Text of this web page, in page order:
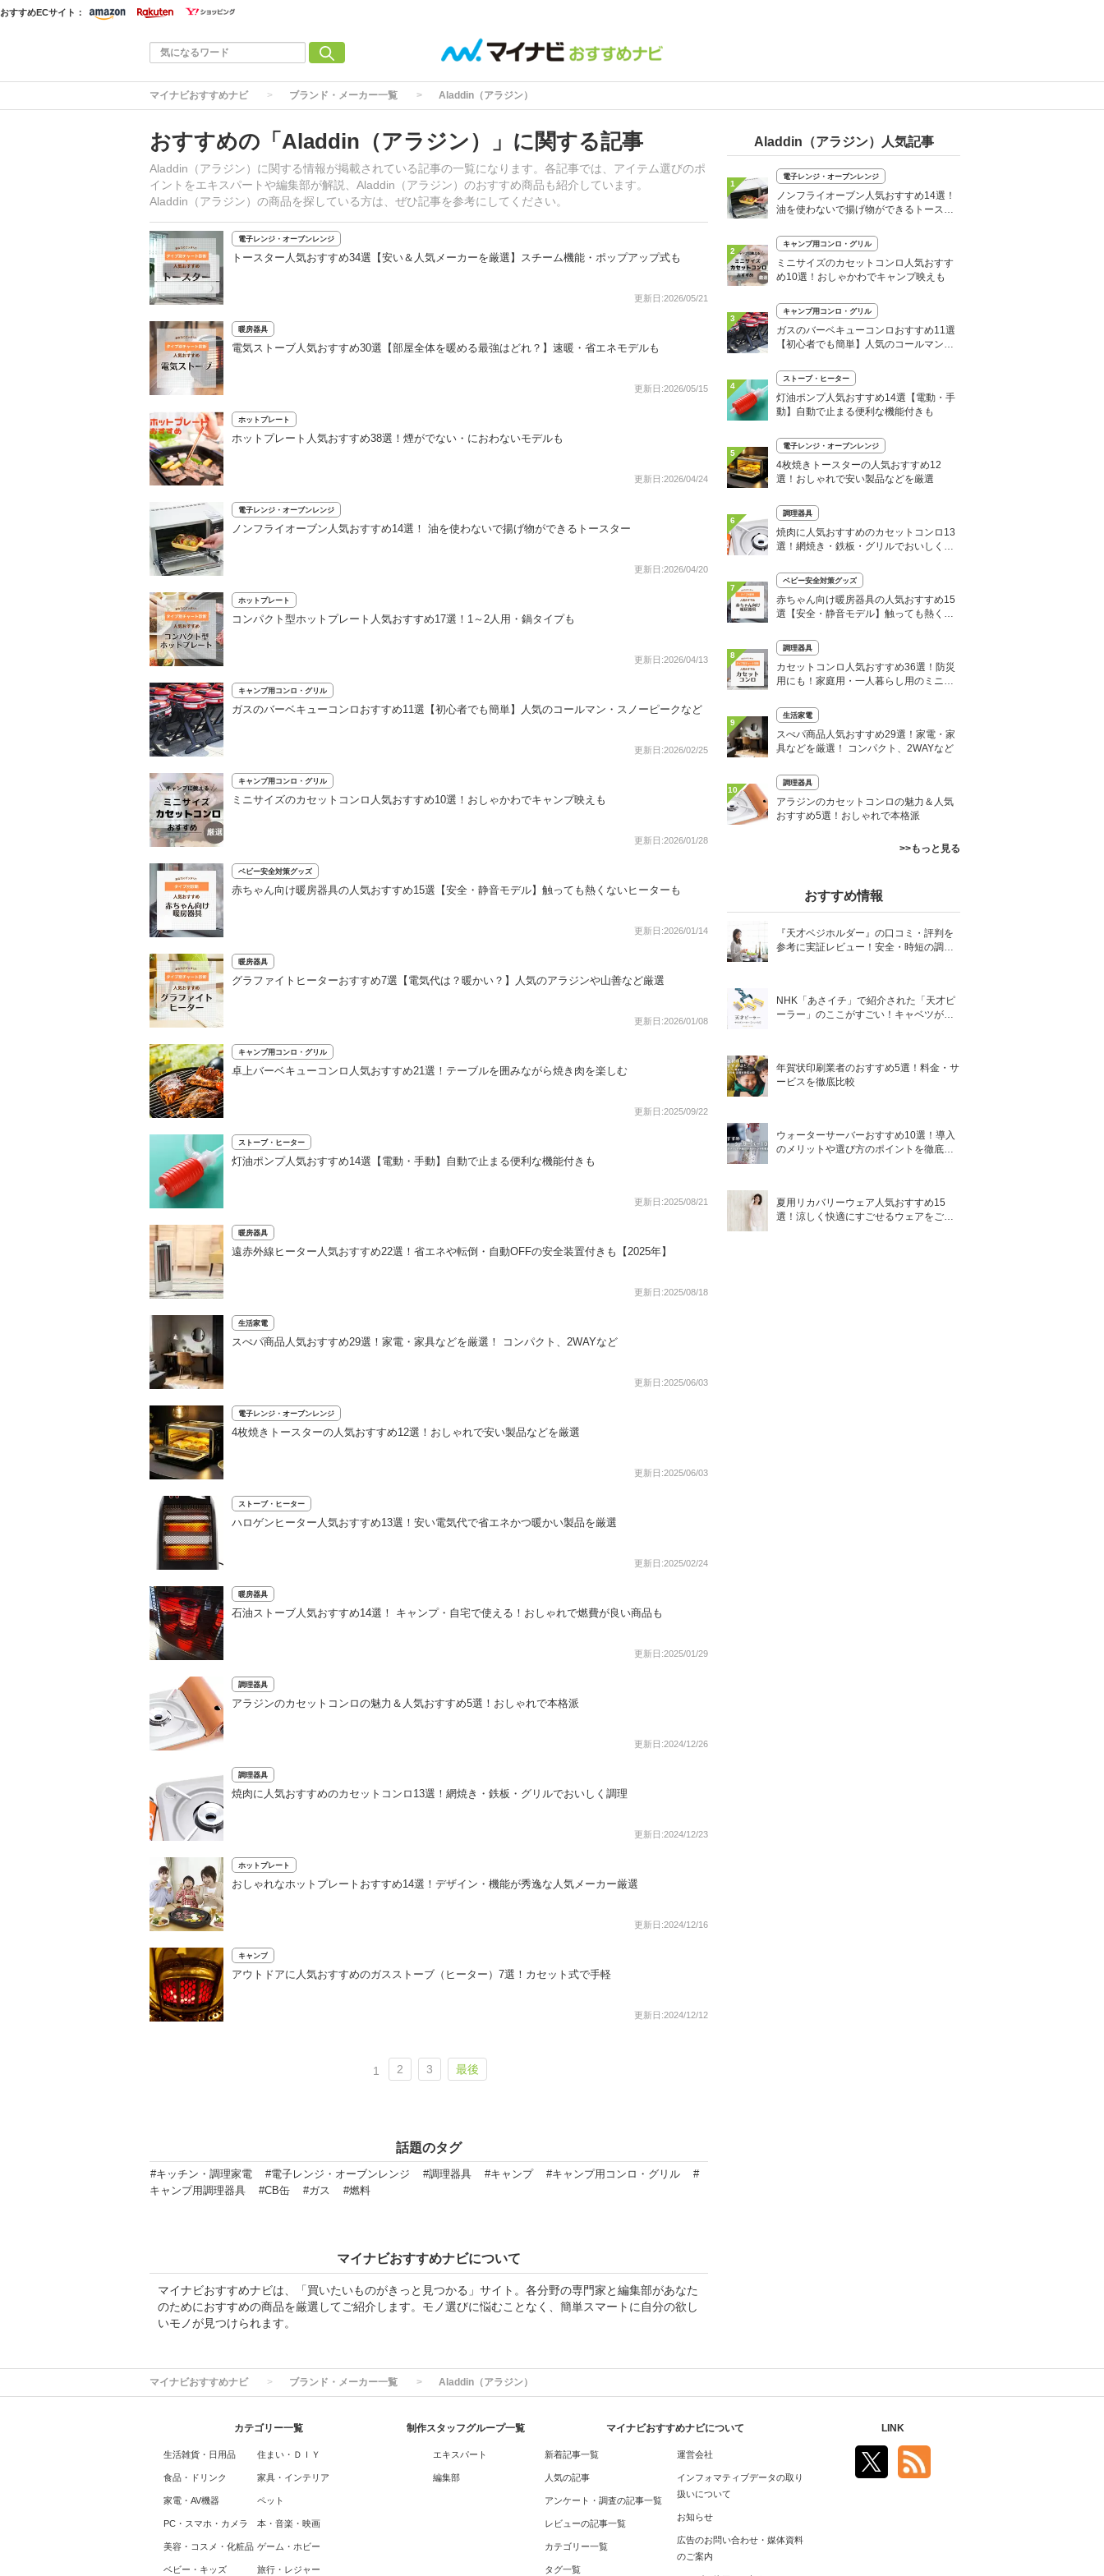
おすすめECサイト：
マイナビおすすめナビ ブランド・メーカー一覧 Aladdin（アラジン）
おすすめの「Aladdin（アラジン）」に関する記事
Aladdin（アラジン）に関する情報が掲載されている記事の一覧になります。各記事では、アイテム選びのポ
イントをエキスパートや編集部が解説、Aladdin（アラジン）のおすすめ商品も紹介しています。
Aladdin（アラジン）の商品を探している方は、ぜひ記事を参考にしてください。
電子レンジ・オーブンレンジ
トースター人気おすすめ34選【安い＆人気メーカーを厳選】スチーム機能・ポップアップ式も
更新日:2026/05/21
暖房器具
電気ストーブ人気おすすめ30選【部屋全体を暖める最強はどれ？】速暖・省エネモデルも
更新日:2026/05/15
ホットプレート
ホットプレート人気おすすめ38選！煙がでない・におわないモデルも
更新日:2026/04/24
電子レンジ・オーブンレンジ
ノンフライオーブン人気おすすめ14選！ 油を使わないで揚げ物ができるトースター
更新日:2026/04/20
ホットプレート
コンパクト型ホットプレート人気おすすめ17選！1～2人用・鍋タイプも
更新日:2026/04/13
キャンプ用コンロ・グリル
ガスのバーベキューコンロおすすめ11選【初心者でも簡単】人気のコールマン・スノーピークなど
更新日:2026/02/25
キャンプ用コンロ・グリル
ミニサイズのカセットコンロ人気おすすめ10選！おしゃかわでキャンプ映えも
更新日:2026/01/28
ベビー安全対策グッズ
赤ちゃん向け暖房器具の人気おすすめ15選【安全・静音モデル】触っても熱くないヒーターも
更新日:2026/01/14
暖房器具
グラファイトヒーターおすすめ7選【電気代は？暖かい？】人気のアラジンや山善など厳選
更新日:2026/01/08
キャンプ用コンロ・グリル
卓上バーベキューコンロ人気おすすめ21選！テーブルを囲みながら焼き肉を楽しむ
更新日:2025/09/22
ストーブ・ヒーター
灯油ポンプ人気おすすめ14選【電動・手動】自動で止まる便利な機能付きも
更新日:2025/08/21
暖房器具
遠赤外線ヒーター人気おすすめ22選！省エネや転倒・自動OFFの安全装置付きも【2025年】
更新日:2025/08/18
生活家電
スぺパ商品人気おすすめ29選！家電・家具などを厳選！ コンパクト、2WAYなど
更新日:2025/06/03
電子レンジ・オーブンレンジ
4枚焼きトースターの人気おすすめ12選！おしゃれで安い製品などを厳選
更新日:2025/06/03
ストーブ・ヒーター
ハロゲンヒーター人気おすすめ13選！安い電気代で省エネかつ暖かい製品を厳選
更新日:2025/02/24
暖房器具
石油ストーブ人気おすすめ14選！ キャンプ・自宅で使える！おしゃれで燃費が良い商品も
更新日:2025/01/29
調理器具
アラジンのカセットコンロの魅力＆人気おすすめ5選！おしゃれで本格派
更新日:2024/12/26
調理器具
焼肉に人気おすすめのカセットコンロ13選！網焼き・鉄板・グリルでおいしく調理
更新日:2024/12/23
ホットプレート
おしゃれなホットプレートおすすめ14選！デザイン・機能が秀逸な人気メーカー厳選
更新日:2024/12/16
キャンプ
アウトドアに人気おすすめのガスストーブ（ヒーター）7選！カセット式で手軽
更新日:2024/12/12
1 2 3 最後
話題のタグ
#キッチン・調理家電 #電子レンジ・オーブンレンジ #調理器具 #キャンプ #キャンプ用コンロ・グリル
#
キャンプ用調理器具
#CB缶 #ガス #燃料
マイナビおすすめナビについて
マイナビおすすめナビは、「買いたいものがきっと見つかる」サイト。各分野の専門家と編集部があなた
のためにおすすめの商品を厳選してご紹介します。モノ選びに悩むことなく、簡単スマートに自分の欲し
いモノが見つけられます。
Aladdin（アラジン）人気記事
1
電子レンジ・オーブンレンジ
ノンフライオーブン人気おすすめ14選！
油を使わないで揚げ物ができるトースタ
2
キャンプ用コンロ・グリル
ミニサイズのカセットコンロ人気おすす
め10選！おしゃかわでキャンプ映えも
3
キャンプ用コンロ・グリル
ガスのバーベキューコンロおすすめ11選
【初心者でも簡単】人気のコールマン・
4
ストーブ・ヒーター
灯油ポンプ人気おすすめ14選【電動・手
動】自動で止まる便利な機能付きも
5
電子レンジ・オーブンレンジ
4枚焼きトースターの人気おすすめ12
選！おしゃれで安い製品などを厳選
6
調理器具
焼肉に人気おすすめのカセットコンロ13
選！網焼き・鉄板・グリルでおいしく調
7
ベビー安全対策グッズ
赤ちゃん向け暖房器具の人気おすすめ15
選【安全・静音モデル】触っても熱くな
8
調理器具
カセットコンロ人気おすすめ36選！防災
用にも！家庭用・一人暮らし用のミニサ
9
生活家電
スぺパ商品人気おすすめ29選！家電・家
具などを厳選！ コンパクト、2WAYなど
10
調理器具
アラジンのカセットコンロの魅力＆人気
おすすめ5選！おしゃれで本格派
>>もっと見る
おすすめ情報
『天才ベジホルダー』の口コミ・評判を
参考に実証レビュー！安全・時短の調理
NHK「あさイチ」で紹介された「天才ピ
ーラー」のここがすごい！キャベツがほ
年賀状印刷業者のおすすめ5選！料金・サ
ービスを徹底比較
ウォーターサーバーおすすめ10選！導入
のメリットや選び方のポイントを徹底解
夏用リカバリーウェア人気おすすめ15
選！涼しく快適にすごせるウェアをご紹
マイナビおすすめナビ ブランド・メーカー一覧 Aladdin（アラジン）
カテゴリー一覧
生活雑貨・日用品
食品・ドリンク
家電・AV機器
PC・スマホ・カメラ
美容・コスメ・化粧品
ベビー・キッズ
住まい・ＤＩＹ
家具・インテリア
ペット
本・音楽・映画
ゲーム・ホビー
旅行・レジャー
制作スタッフグループ一覧
エキスパート
編集部
マイナビおすすめナビについて
新着記事一覧
人気の記事
アンケート・調査の記事一覧
レビューの記事一覧
カテゴリー一覧
タグ一覧
運営会社
インフォマティブデータの取り
扱いについて
お知らせ
広告のお問い合わせ・媒体資料
のご案内
LINK